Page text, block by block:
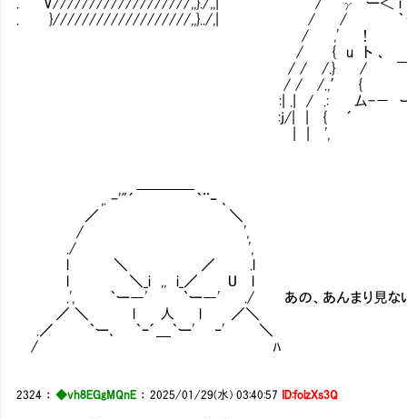
. }///////////////////,,}../,| / / ｀
/ ,' ! u }
/ { u ト 、
/ / /.} / ￣ ｀ ー 7
/ / /.,′ { / 7 7.
:| .| / .: 厶-－ ー －
:j/| | { ´ ｀ ヽ
| | ', _ _ .ゝ |
,. -'"´ ｀¨ｰ ､
／ ＼
/ ',
./ ',
l ＼ ／ .l
l ＼_i ,, i_／ U l
.', ｀ー―' ｀ー―' ./ あの、あんまり見な
／ ＼ l 人 l ／＼
.／ ｀ー､ ｀ｰ´＿｀ー' ‐' ＼
/ ﾊ
2324 ：◆vh8EGgMQnE ：2025/01/29(水) 03:40:57 ID:folzXs3Q